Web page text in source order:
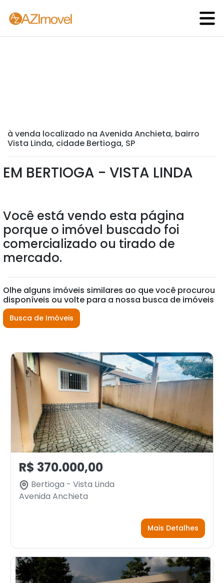
à venda localizado na Avenida Anchieta, bairro
Vista Linda, cidade Bertioga, SP
EM BERTIOGA - VISTA LINDA
Você está vendo esta página
porque o imóvel buscado foi
comercializado ou tirado de
mercado.
Olhe alguns imóveis similares ao que você procurou
disponíveis ou volte para a nossa busca de imóveis
Busca de Imóveis
R$ 370.000,00
Bertioga - Vista Linda
Avenida Anchieta
Mais Detalhes